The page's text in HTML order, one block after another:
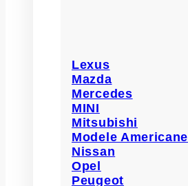
Lexus
Mazda
Mercedes
MINI
Mitsubishi
Modele Americane
Nissan
Opel
Peugeot